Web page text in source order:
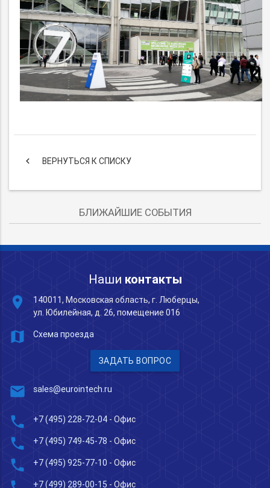
keyboard_arrow_left ВЕРНУТЬСЯ К СПИСКУ
БЛИЖАЙШИЕ СОБЫТИЯ
Наши контакты
place
140011, Московская область, г. Люберцы,
ул. Юбилейная, д. 26, помещение 016
map Схема проезда
ЗАДАТЬ ВОПРОС
mail sales@eurointech.ru
phone +7 (495) 228-72-04 - Офис
phone +7 (495) 749-45-78 - Офис
phone +7 (495) 925-77-10 - Офис
+7 (499) 289-00-15 - Офис